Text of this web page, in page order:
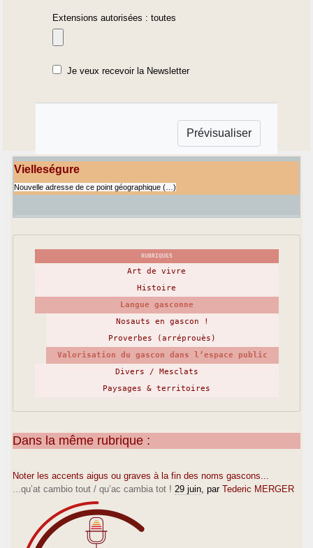
Extensions autorisées : toutes
Je veux recevoir la Newsletter
Vielleségure
Nouvelle adresse de ce point géographique (…)
RUBRIQUES
Art de vivre
Histoire
Langue gasconne
Nosauts en gascon !
Proverbes (arréprouès)
Valorisation du gascon dans l’espace public
Divers / Mesclats
Paysages & territoires
Dans la même rubrique :
Noter les accents aigus ou graves à la fin des noms gascons...
...qu’at cambio tout / qu’ac cambia tot ! 29 juin , par Tederic MERGER